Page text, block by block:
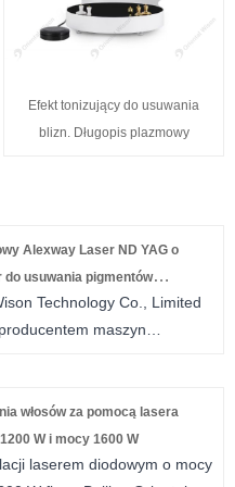
Efekt tonizujący do usuwania
blizn. Długopis plazmowy
Alexway Laser ND YAG o
do usuwania pigmentów
kosmetyczny
Technology Co., Limited
maszyn
posiadamy wszelkiego
kosmetyczne, zawsze
wysokiej jakości i dobrą
włosów za pomocą lasera
W i mocy 1600 W
laserem diodowym o mocy